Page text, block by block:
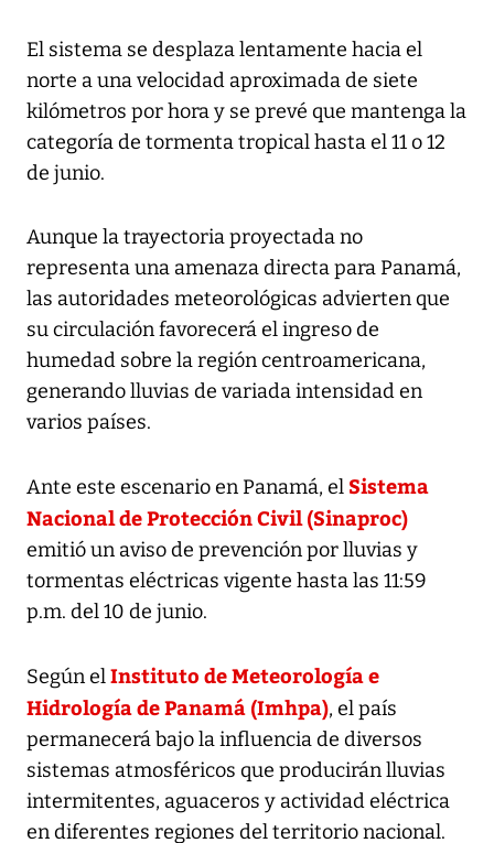
El sistema se desplaza lentamente hacia el
norte a una velocidad aproximada de siete
kilómetros por hora y se prevé que mantenga la
categoría de tormenta tropical hasta el 11 o 12
de junio.
Aunque la trayectoria proyectada no
representa una amenaza directa para Panamá,
las autoridades meteorológicas advierten que
su circulación favorecerá el ingreso de
humedad sobre la región centroamericana,
generando lluvias de variada intensidad en
varios países.
Ante este escenario en Panamá, el Sistema
Nacional de Protección Civil (Sinaproc)
emitió un aviso de prevención por lluvias y
tormentas eléctricas vigente hasta las 11:59
p.m. del 10 de junio.
Según elInstituto de Meteorología e
Hidrología de Panamá (Imhpa), el país
permanecerá bajo la influencia de diversos
sistemas atmosféricos que producirán lluvias
intermitentes, aguaceros y actividad eléctrica
en diferentes regiones del territorio nacional.